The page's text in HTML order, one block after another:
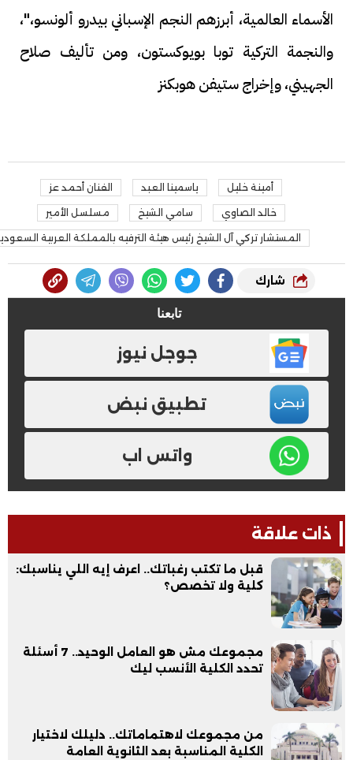
الأسماء العالمية، أبرزهم النجم الإسباني بيدرو ألونسو،"،
والنجمة التركية توبا بويوكستون، ومن تأليف صلاح
الجهيني، وإخراج ستيفن هوبكنز
أمينة خليل ياسمينا العبد الفنان أحمد عز
خالد الصاوي سامي الشيخ مسلسل الأمير
المستشار تركي آل الشيخ رئيس هيئة الترفيه بالمملكة العربية
شارك
تابعنا
جوجل نيوز
تطبيق نبض
واتس اب
ذات علاقة
قبل ما تكتب رغباتك.. اعرف إيه اللي يناسبك:
كلية ولا تخصص؟
مجموعك مش هو العامل الوحيد.. 7 أسئلة
تحدد الكلية الأنسب ليك
من مجموعك لاهتماماتك.. دليلك لاختيار
الكلية المناسبة بعد الثانوية العامة